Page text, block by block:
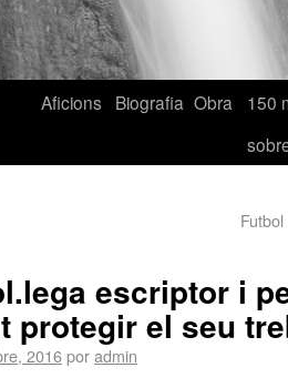
Aficions Biografia Obra
150
escriptor i
protegir el seu
2016poradmin